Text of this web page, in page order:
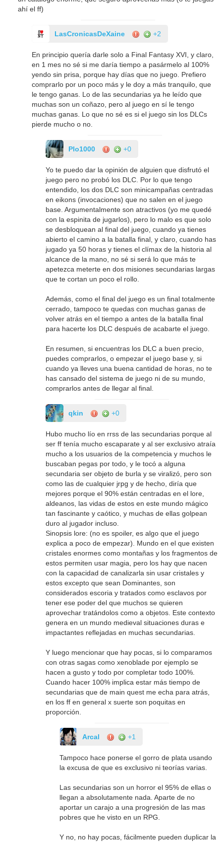
ahí el ff)
LasCronicasDeXaine +2
En principio quería darle solo a Final Fantasy XVI, y claro,
en 1 mes no sé si me daría tiempo a pasármelo al 100%
yendo sin prisa, porque hay días que no juego. Prefiero
comprarlo por un poco más y le doy a más tranquilo, que
le tengo ganas. Lo de las secundarias ya he leído que
muchas son un coñazo, pero al juego en sí le tengo
muchas ganas. Lo que no sé es si el juego sin los DLCs
pierde mucho o no.
Plo1000 +0
Yo te puedo dar la opinión de alguien que disfrutó el
juego pero no probó los DLC. Por lo que tengo
entendido, los dos DLC son minicampañas centradas
en eikons (invocaciones) que no salen en el juego
base. Argumentalmente son atractivos (yo me quedé
con la espinita de jugarlos), pero lo malo es que solo
se desbloquean al final del juego, cuando ya tienes
abierto el camino a la batalla final, y claro, cuando has
jugado ya 50 horas y tienes el clímax de la historia al
alcance de la mano, no sé si será lo que más te
apetezca meterte en dos misiones secundarias largas
que te cortan un poco el rollo.
Además, como el final del juego es un final totalmente
cerrado, tampoco te quedas con muchas ganas de
volver atrás en el tiempo a antes de la batalla final
para hacerte los DLC después de acabarte el juego.
En resumen, si encuentras los DLC a buen precio,
puedes comprarlos, o empezar el juego base y, si
cuando ya lleves una buena cantidad de horas, no te
has cansado del sistema de juego ni de su mundo,
comprarlos antes de llegar al final.
qkin +0
Hubo mucho lío en rrss de las secundarias porque al
ser ff tenía mucho escaparate y al ser exclusivo atraía
mucho a los usuarios de la competencia y muchos le
buscaban pegas por todo, y le tocó a alguna
secundaria ser objeto de burla y se viralizó, pero son
como las de cualquier jrpg y de hecho, diría que
mejores porque el 90% están centradas en el lore,
aldeanos, las vidas de estos en este mundo mágico
tan fascinante y caótico, y muchas de ellas golpean
duro al jugador incluso.
Sinopsis lore: (no es spoiler, es algo que el juego
explica a poco de empezar). Mundo en el que existen
cristales enormes como montañas y los fragmentos de
estos permiten usar magia, pero los hay que nacen
con la capacidad de canalizarla sin usar cristales y
estos excepto que sean Dominantes, son
considerados escoria y tratados como esclavos por
tener ese poder del que muchos se quieren
aprovechar tratándolos como a objetos. Este contexto
genera en un mundo medieval situaciones duras e
impactantes reflejadas en muchas secundarias.
Y luego mencionar que hay pocas, si lo comparamos
con otras sagas como xenoblade por ejemplo se
hacen a gusto y todo por completar todo 100%.
Cuando hacer 100% implica estar más tiempo de
secundarias que de main quest me echa para atrás,
en los ff en general x suerte son poquitas en
proporción.
Arcal +1
Tampoco hace ponerse el gorro de plata usando
la excusa de que es exclusivo ni teorías varias.
Las secundarias son un horror el 95% de ellas o
llegan a absolutamente nada. Aparte de no
aportar un carajo a una progresión de las mas
pobres que he visto en un RPG.
Y no, no hay pocas, fácilmente pueden duplicar la